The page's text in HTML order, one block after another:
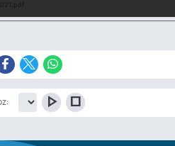
play_arrow stop